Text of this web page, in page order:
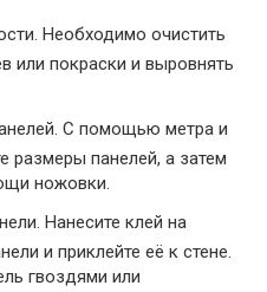
Необходимо очистить
или покраски и выровнять
С помощью метра и
размеры панелей, а затем
ножовки.
Нанесите клей на
и приклейте её к стене.
гвоздями или